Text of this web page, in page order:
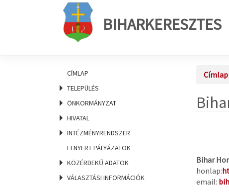
BIHARKERESZTES
CÍMLAP
TELEPÜLÉS
ÖNKORMÁNYZAT
HIVATAL
INTÉZMÉNYRENDSZER
ELNYERT PÁLYÁZATOK
KÖZÉRDEKŰ ADATOK
VÁLASZTÁSI INFORMÁCIÓK
Címlap
Bihar
honlap:
email: